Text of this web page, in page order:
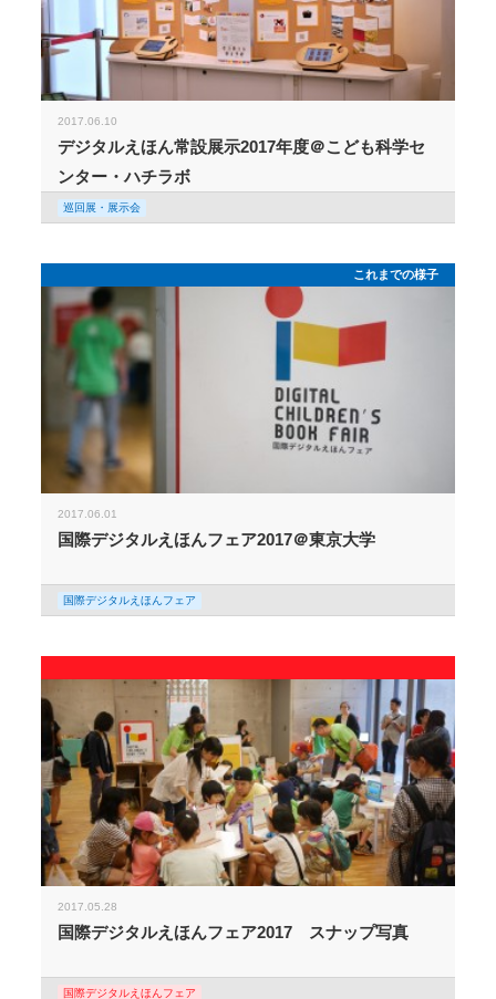
2017.06.10
デジタルえほん常設展示2017年度＠こども科学セ
ンター・ハチラボ
巡回展・展示会
これまでの様子
2017.06.01
国際デジタルえほんフェア2017＠東京大学
国際デジタルえほんフェア
2017.05.28
国際デジタルえほんフェア2017 スナップ写真
国際デジタルえほんフェア